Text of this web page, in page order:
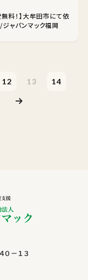
料！】大牟田市にて依
ャパンマック福岡
12 13 14
－１３